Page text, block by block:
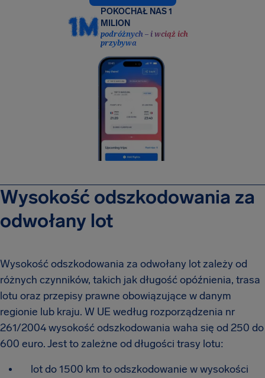
POKOCHAŁ NAS 1
MILION
podróżnych – i wciąż ich
przybywa
Wysokość odszkodowania za
odwołany lot
Wysokość odszkodowania za odwołany lot zależy od
różnych czynników, takich jak długość opóźnienia, trasa
lotu oraz przepisy prawne obowiązujące w danym
regionie lub kraju. W UE według rozporządzenia nr
261/2004 wysokość odszkodowania waha się od 250 do
600 euro. Jest to zależne od długości trasy lotu:
lot do 1500 km to odszkodowanie w wysokości